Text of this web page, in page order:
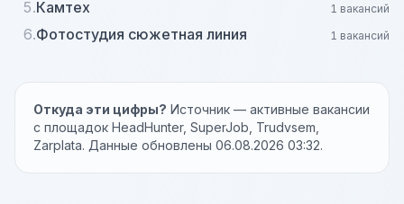
5.Камтех 1 вакансий
6.Фотостудия сюжетная линия 1 вакансий
Откуда эти цифры? Источник — активные вакансии
с площадок HeadHunter, SuperJob, Trudvsem,
Zarplata. Данные обновлены 06.08.2026 03:32.